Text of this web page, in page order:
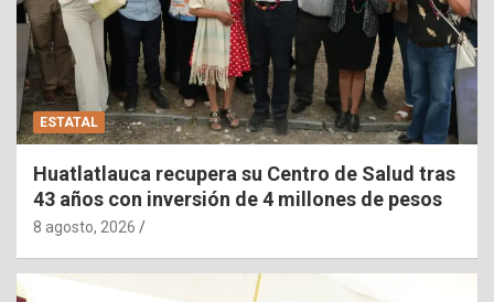
ESTATAL
Huatlatlauca recupera su Centro de Salud tras
43 años con inversión de 4 millones de pesos
8 agosto, 2026